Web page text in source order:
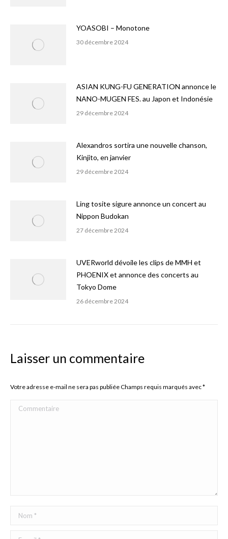
YOASOBI – Monotone
30 décembre 2024
ASIAN KUNG-FU GENERATION annonce le
NANO-MUGEN FES. au Japon et Indonésie
29 décembre 2024
Alexandros sortira une nouvelle chanson,
Kinjito, en janvier
29 décembre 2024
Ling tosite sigure annonce un concert au
Nippon Budokan
27 décembre 2024
UVERworld dévoile les clips de MMH et
PHOENIX et annonce des concerts au
Tokyo Dome
26 décembre 2024
Laisser un commentaire
Votre adresse e-mail ne sera pas publiée Champs requis marqués avec*
Commentaire
Nom *
E-mail *